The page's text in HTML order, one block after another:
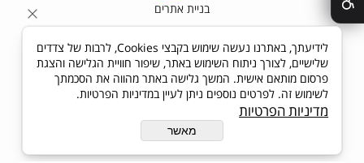
בניית אתרים
לידיעתך, באתרנו נעשה שימוש בקבצי Cookies, לרבות של צדדים
שלישיים, לצורך ניתוח השימוש באתר, שיפור חוויית הגלישה והצגת
פרסום מותאם אישית. המשך גלישה באתר מהווה את הסכמתך
לשימוש זה. לפרטים נוספים ניתן לעיין במדיניות הפרטיות.
מדיניות הפרטיות
מאשר